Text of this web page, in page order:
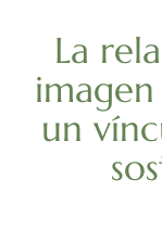
La
un